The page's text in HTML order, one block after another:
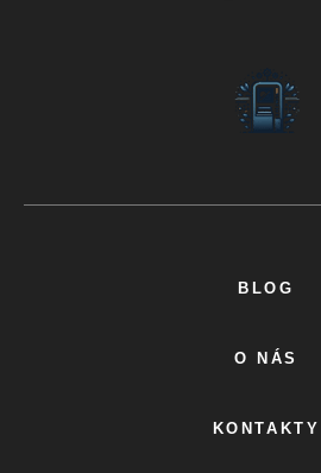
BLOG
O NÁS
KONTAKTY